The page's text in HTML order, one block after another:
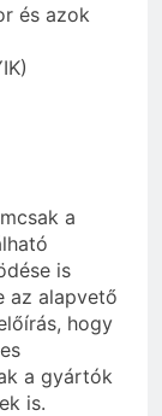
és azok
a
is
az alapvető
hogy
a gyártók
is.